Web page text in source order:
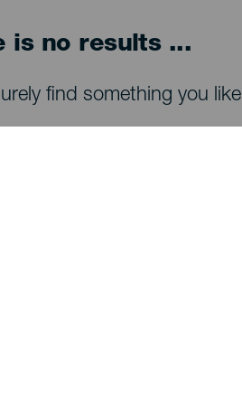
is no results ...
find something you like